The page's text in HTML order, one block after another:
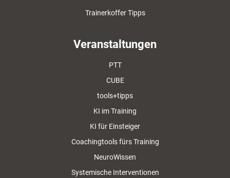
Trainerkoffer Tipps
Veranstaltungen
PTT
CUBE
tools+tipps
KI im Training
KI für Einsteiger
Coachingtools fürs Training
NeuroWissen
Systemische Interventionen